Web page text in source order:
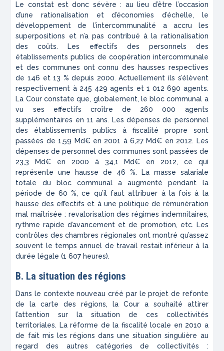
Le constat est donc sévère : au lieu d’être l’occasion
d’une rationalisation et d’économies d’échelle, le
développement de l’intercommunalité a accru les
superpositions et n’a pas contribué à la rationalisation
des coûts. Les effectifs des personnels des
établissements publics de coopération intercommunale
et des communes ont connu des hausses respectives
de 146 et 13 % depuis 2000. Actuellement ils s’élèvent
respectivement à 245 429 agents et 1 012 690 agents.
La Cour constate que, globalement, le bloc communal a
vu ses effectifs croître de 260 000 agents
supplémentaires en 11 ans. Les dépenses de personnel
des établissements publics à fiscalité propre sont
passées de 1,59 Md€ en 2001 à 6,27 Md€ en 2012. Les
dépenses de personnel des communes sont passées de
23,3 Md€ en 2000 à 34,1 Md€ en 2012, ce qui
représente une hausse de 46 %. La masse salariale
totale du bloc communal a augmenté pendant la
période de 60 %, ce qu’il faut attribuer à la fois à la
hausse des effectifs et à une politique de rémunération
mal maîtrisée : revalorisation des régimes indemnitaires,
rythme rapide d’avancement et de promotion, etc. Les
contrôles des chambres régionales ont montré qu’assez
souvent le temps annuel de travail restait inférieur à la
durée légale (1 607 heures).
B. La situation des régions
Dans le contexte nouveau créé par le projet de refonte
de la carte des régions, la Cour a souhaité attirer
l’attention sur la situation de ces collectivités
territoriales. La réforme de la fiscalité locale en 2010 a
de fait mis les régions dans une situation singulière au
regard des autres catégories de collectivités :